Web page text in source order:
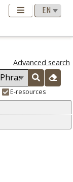
Advanced search
E-resources